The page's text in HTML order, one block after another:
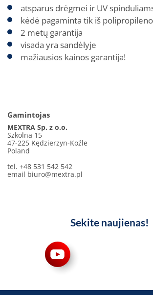
atsparus drėgmei ir UV
kėdė pagaminta tik iš polipropileno
2 metų garantija
visada yra sandėlyje
mažiausios kainos garantija!
Gamintojas
MEXTRA Sp. z o.o.
Szkolna 15
47-225 Kędzierzyn-Koźle
Poland
tel. +48 531 542 542
email biuro@mextra.pl
Sekite naujienas!